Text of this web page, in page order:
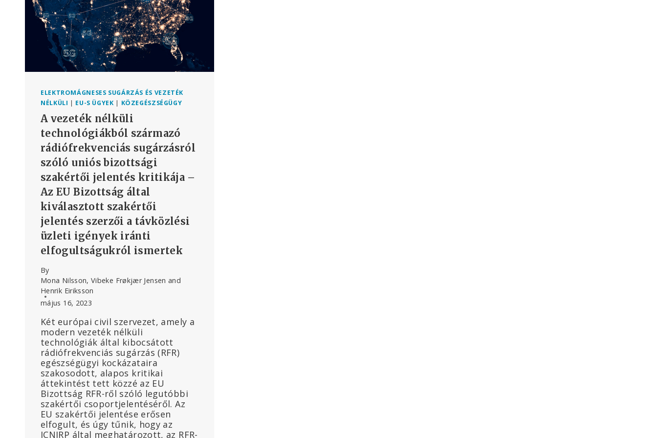
ELEKTROMÁGNESES SUGÁRZÁS ÉS VEZETÉK
NÉLKÜLI | EU-S ÜGYEK | KÖZEGÉSZSÉGÜGY
A vezeték nélküli
technológiákból származó
rádiófrekvenciás sugárzásról
szóló uniós bizottsági
szakértői jelentés kritikája –
Az EU Bizottság által
kiválasztott szakértői
jelentés szerzői a távközlési
üzleti igények iránti
elfogultságukról ismertek
By
Mona Nilsson, Vibeke Frøkjær Jensen and
Henrik Eiriksson
május 16, 2023
Két európai civil szervezet, amely a
modern vezeték nélküli
technológiák által kibocsátott
rádiófrekvenciás sugárzás (RFR)
egészségügyi kockázataira
szakosodott, alapos kritikai
áttekintést tett közzé az EU
Bizottság RFR-ről szóló legutóbbi
szakértői csoportjelentéséről. Az
EU szakértői jelentése erősen
elfogult, és úgy tűnik, hogy az
ICNIRP által meghatározott, az RFR-